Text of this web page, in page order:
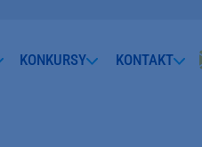
KONKURSY KONTAKT